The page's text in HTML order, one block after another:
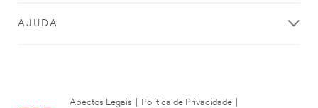
AJUDA
Apectos Legais Política de Privacidade